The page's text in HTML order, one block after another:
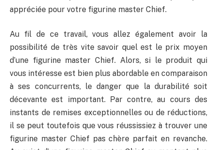
appréciée pour votre figurine master Chief.
Au fil de ce travail, vous allez également avoir la
possibilité de très vite savoir quel est le prix moyen
d’une figurine master Chief. Alors, si le produit qui
vous intéresse est bien plus abordable en comparaison
à ses concurrents, le danger que la durabilité soit
décevante est important. Par contre, au cours des
instants de remises exceptionnelles ou de réductions,
il se peut toutefois que vous réussissiez à trouver une
figurine master Chief pas chère parfait en revanche.